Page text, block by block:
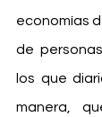
economías
de
los que
manera,